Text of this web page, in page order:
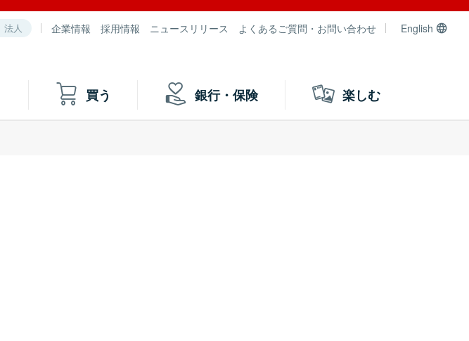
法人 企業情報 採用情報 ニュースリリース よくあるご質問・お問い合わせ English
買う 銀行・保険 楽しむ